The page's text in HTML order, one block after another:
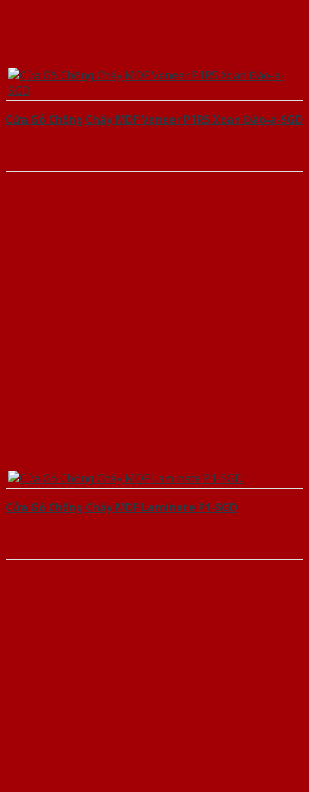
Cửa Gỗ Chống Cháy MDF Veneer P1R5 Xoan Đào-a-SGD
Cửa Gỗ Chống Cháy MDF Laminate P1-SGD